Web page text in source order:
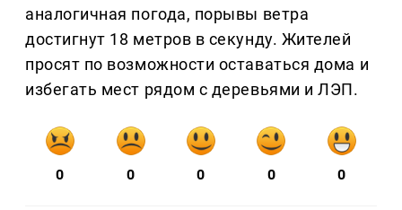
аналогичная погода, порывы ветра
достигнут 18 метров в секунду. Жителей
просят по возможности оставаться дома и
избегать мест рядом с деревьями и ЛЭП.
0 0 0 0 0